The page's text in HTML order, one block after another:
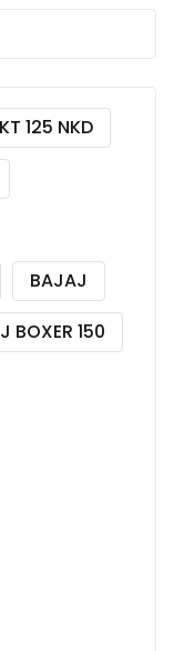
125 NKD
BAJAJ
BOXER 150